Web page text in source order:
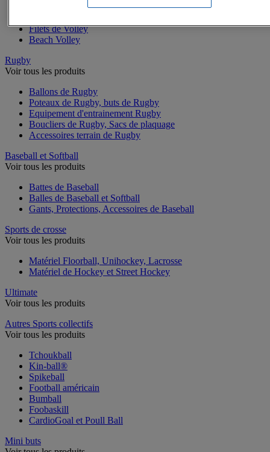
Ballons de Volley
Filets de Volley
Beach Volley
Rugby
Voir tous les produits
Ballons de Rugby
Poteaux de Rugby, buts de Rugby
Equipement d'entrainement Rugby
Boucliers de Rugby, Sacs de plaquage
Accessoires terrain de Rugby
Baseball et Softball
Voir tous les produits
Battes de Baseball
Balles de Baseball et Softball
Gants, Protections, Accessoires de Baseball
Sports de crosse
Voir tous les produits
Matériel Floorball, Unihockey, Lacrosse
Matériel de Hockey et Street Hockey
Ultimate
Voir tous les produits
Autres Sports collectifs
Voir tous les produits
Tchoukball
Kin-ball®
Spikeball
Football américain
Bumball
Foobaskill
CardioGoal et Poull Ball
Mini buts